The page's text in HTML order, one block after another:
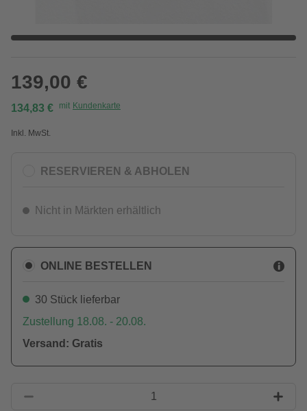
139,00 €
134,83 € mit Kundenkarte
Inkl. MwSt.
RESERVIEREN & ABHOLEN
Nicht in Märkten erhältlich
ONLINE BESTELLEN
30 Stück lieferbar
Zustellung 18.08. - 20.08.
Versand: Gratis